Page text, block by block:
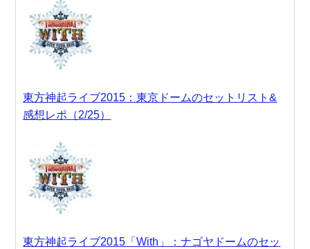
東方神起ライブ2015：東京ドームのセットリスト&
感想レポ（2/25）
東方神起ライブ2015「With」：ナゴヤドームのセッ